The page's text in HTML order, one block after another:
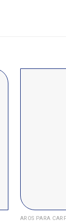
AROS PARA